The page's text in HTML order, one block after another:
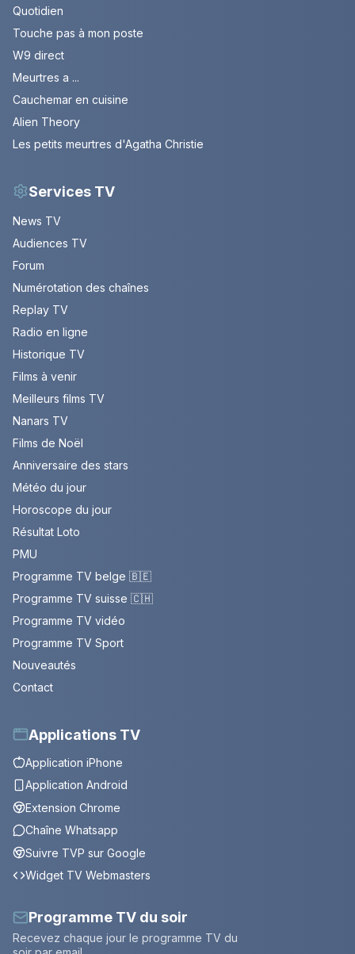
Quotidien
Touche pas à mon poste
W9 direct
Meurtres a ...
Cauchemar en cuisine
Alien Theory
Les petits meurtres d'Agatha Christie
Services TV
News TV
Audiences TV
Forum
Numérotation des chaînes
Replay TV
Radio en ligne
Historique TV
Films à venir
Meilleurs films TV
Nanars TV
Films de Noël
Anniversaire des stars
Météo du jour
Horoscope du jour
Résultat Loto
PMU
Programme TV belge 🇧🇪
Programme TV suisse 🇨🇭
Programme TV vidéo
Programme TV Sport
Nouveautés
Contact
Applications TV
Application iPhone
Application Android
Extension Chrome
Chaîne Whatsapp
Suivre TVP sur Google
Widget TV Webmasters
Programme TV du soir
Recevez chaque jour le programme TV du